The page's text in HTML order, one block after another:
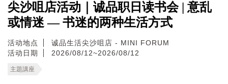
尖沙咀店活动｜诚品职日读书会 | 意乱
或情迷 — 书迷的两种生活方式
活动地点
诚品生活尖沙咀店 - MINI FORUM
活动日期
2026/08/12~2026/08/12
主題講座